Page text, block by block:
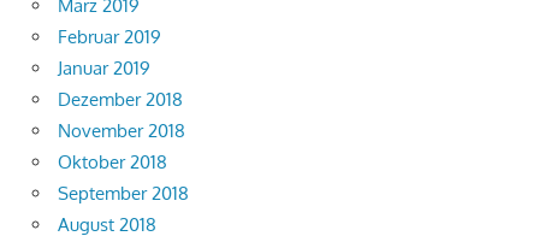
März 2019
Februar 2019
Januar 2019
Dezember 2018
November 2018
Oktober 2018
September 2018
August 2018